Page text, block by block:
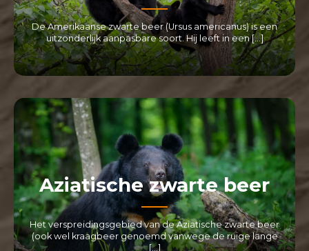
De Amerikaanse zwarte beer (Ursus americanus) is een
uitzonderlijk aanpasbare soort. Hij leeft in een […]
LEES MEER
Aziatische zwarte beer
Het verspreidingsgebied van de Aziatische zwarte beer
(ook wel kraagbeer genoemd vanwege de ruige lange
[…]